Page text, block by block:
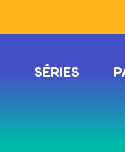
SÉRIES